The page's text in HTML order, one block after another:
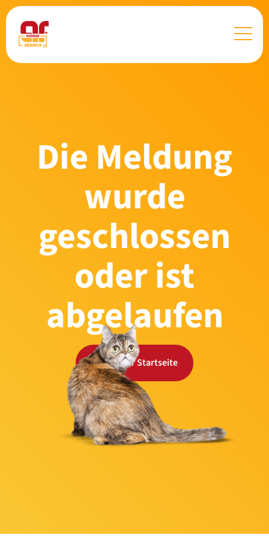
Die Meldung
wurde
geschlossen
oder ist
abgelaufen
Zurück zur Startseite